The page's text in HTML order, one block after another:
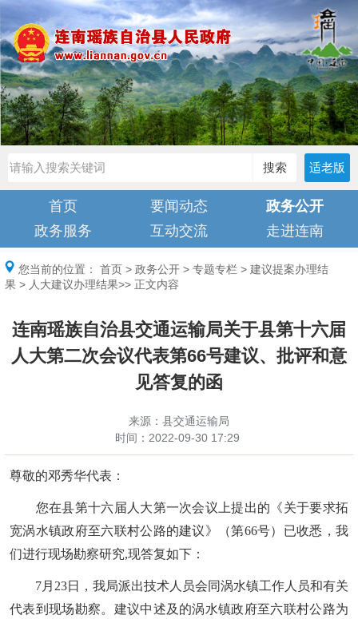
搜索 适老版
首页 要闻动态
政务公开
政务服务
互动交流 走进连南
您当前的位置： 首页 > 政务公开 > 专题专栏 > 建议提案办理结
果 > 人大建议办理结果>> 正文内容
连南瑶族自治县交通运输局关于县第十六届
人大第二次会议代表第66号建议、批评和意
见答复的函
来源：县交通运输局
时间： 2022-09-30 17:29
尊敬的邓秀华代表 ：
您在县第十六届人大第一次会议上提出的《关于要求拓
宽涡水镇政府至六联村公路的建议》
（第66号） 已收悉，我
们进行现场勘察研究,现答复如下：
7月23日，我局派出技术人员会同涡水镇工作人员和有关
代表到现场勘察。建议中述及的涡水镇政府至六联村公路为